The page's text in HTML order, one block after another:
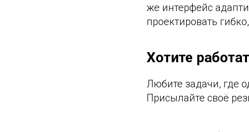
же интерфейс
проектировать
Хотите
Любите задачи, где
Присылайте своё